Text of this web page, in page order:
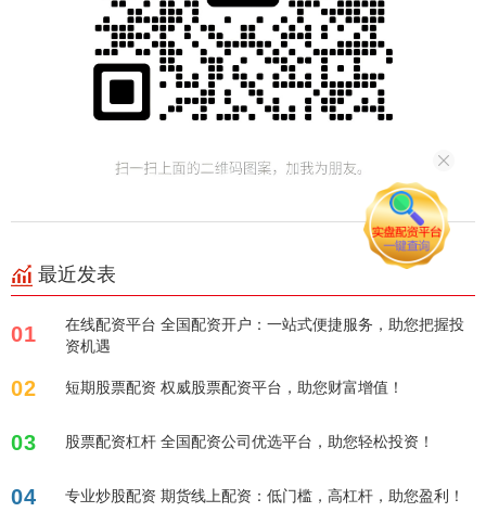
最近发表
01
在线配资平台 全国配资开户：一站式便捷服务，助您把握投
资机遇
02 短期股票配资 权威股票配资平台，助您财富增值！
03 股票配资杠杆 全国配资公司优选平台，助您轻松投资！
04 专业炒股配资 期货线上配资：低门槛，高杠杆，助您盈利！